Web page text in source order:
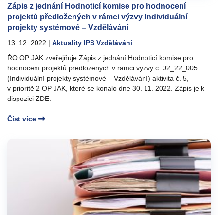
Zápis z jednání Hodnoticí komise pro hodnocení
projektů předložených v rámci výzvy Individuální
projekty systémové – Vzdělávání
13. 12. 2022 | Aktuality IPS Vzdělávání
ŘO OP JAK zveřejňuje Zápis z jednání Hodnoticí komise pro
hodnocení projektů předložených v rámci výzvy č. 02_22_005
(Individuální projekty systémové – Vzdělávání) aktivita č. 5,
v prioritě 2 OP JAK, které se konalo dne 30. 11. 2022. Zápis je k
dispozici ZDE.
Číst více